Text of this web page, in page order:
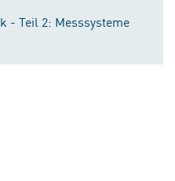
- Teil 2: Messsysteme